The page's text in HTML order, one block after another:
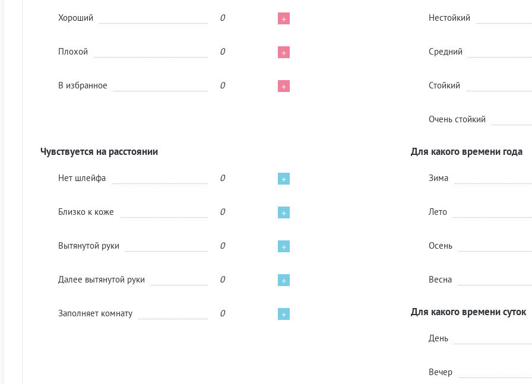
Хороший 0 +
Плохой 0 +
В избранное 0 +
Нестойкий
Средний
Стойкий
Очень стойкий
Чувствуется на расстоянии
Нет шлейфа 0 +
Близко к коже 0 +
Вытянутой руки 0 +
Далее вытянутой руки 0 +
Заполняет комнату 0 +
Для какого времени года
Зима
Лето
Осень
Весна
Для какого времени суток
День
Вечер